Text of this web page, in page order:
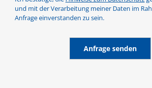
und mit der Verarbeitung meiner Daten im
Anfrage einverstanden zu sein.
Anfrage senden